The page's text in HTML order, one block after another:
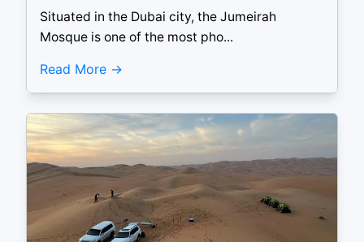
Situated in the Dubai city, the Jumeirah
Mosque is one of the most pho...
Read More